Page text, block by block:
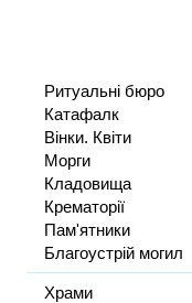
Ритуальні бюро
Катафалк
Вінки. Квіти
Морги
Кладовища
Крематорії
Пам'ятники
Благоустрій могил
Храми